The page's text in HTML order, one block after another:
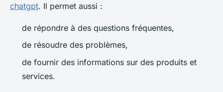
chatgpt. Il permet aussi :
de répondre à des questions fréquentes,
de résoudre des problèmes,
de fournir des informations sur des produits et
services.